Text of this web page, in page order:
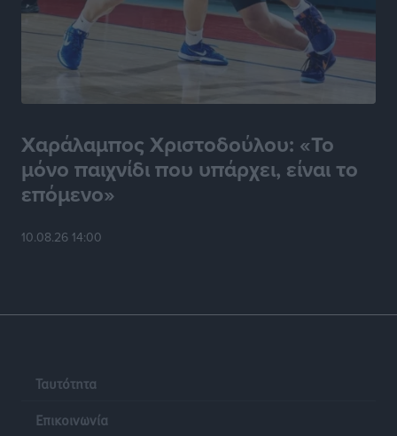
Χαράλαμπος Χριστοδούλου: «Το
μόνο παιχνίδι που υπάρχει, είναι το
επόμενο»
10.08.26 14:00
Ταυτότητα
Επικοινωνία